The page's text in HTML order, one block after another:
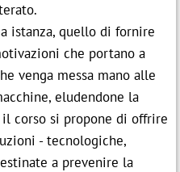
istanza, quello di fornire
che portano a
venga messa mano alle
eludendone la
il corso si propone di offrire
- tecnologiche,
a prevenire la